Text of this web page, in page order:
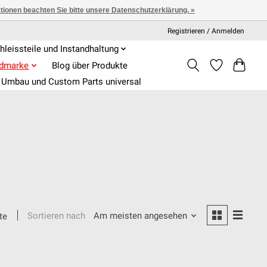
Registrieren / Anmelden
und Instandhaltung
Blog über Produkte
Umbau und Custom Parts universal
Sortieren nach Am meisten angesehen
beachten Sie bitte unsere Datenschutzerklärung. »